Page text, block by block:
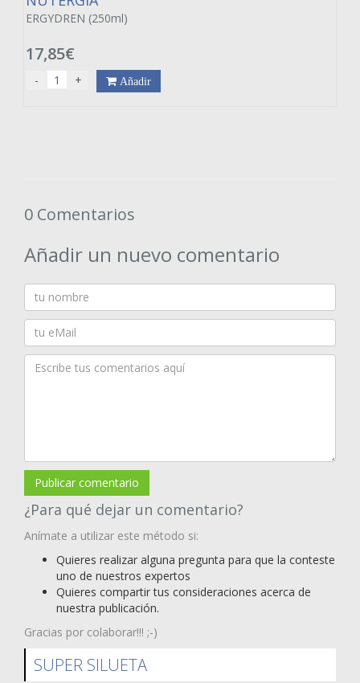
ERGYDREN (250ml)
17,85€
- + Añadir
0 Comentarios
Añadir un nuevo comentario
Publicar comentario
¿Para qué dejar un comentario?
Anímate a utilizar este método si:
Quieres realizar alguna pregunta para que la conteste
uno de nuestros expertos
Quieres compartir tus consideraciones acerca de
nuestra publicación.
Gracias por colaborar!!! ;-)
SUPER SILUETA